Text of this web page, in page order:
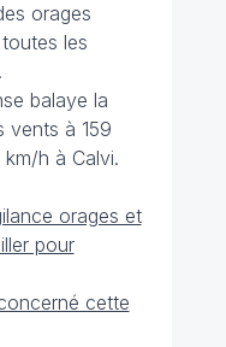
orages
les
balaye la
vents à 159
h à Calvi.
orages et
pour
cette